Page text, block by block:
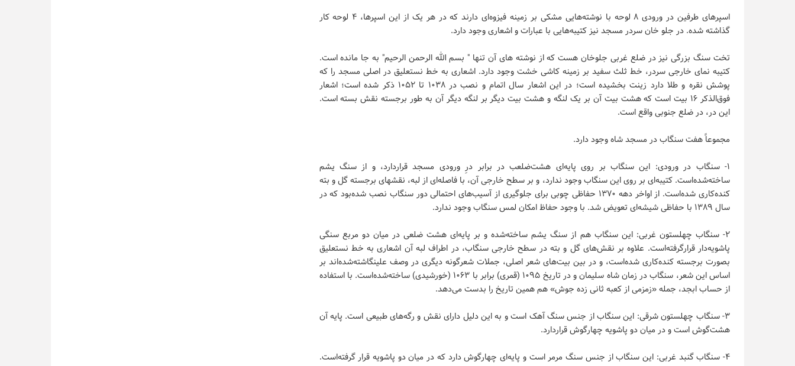
اسپرهای طرفین در ورودی ۸ لوحه با نوشته‌هایی مشکی بر زمینه فیزوه‌ای دارند که در هر یک از این اسپرها، ۴ لوحه کار
گذاشته شده. در جلو خان سردر مسجد نیز کتیبه‌هایی با عبارات و اشعاری وجود دارد.
تخت سنگ بزرگی نیز در ضلع غربی جلوخان هست که از نوشته ‏های آن تنها " بسم الله الرحمن الرحیم" به جا مانده است.
کتیبه نمای خارجی سردر، خط ثلث سفید بر زمینه کاشی خشت وجود دارد. اشعاری به خط نستعلیق در اصلی مسجد را که
پوشش نقره و طلا دارد زینت بخشیده است؛ در این اشعار سال اتمام و نصب در ۱۰۳۸ تا ۱۰۵۲ ذکر شده است؛ اشعار
فوق‌الذکر ۱۶ بیت است که هشت بیت آن بر یک لنگه و هشت بیت دیگر بر لنگه دیگر آن به طور برجسته نقش بسته است.
این در، در ضلع جنوبی واقع است.
مجموعاً هفت سنگاب در مسجد شاه وجود دارد.
۱- سنگاب در ورودی: این سنگاب بر روی پایه‌ای هشت‌ضلعب در برابر درِ ورودی مسجد قراردارد، و از سنگ یشم
ساخته‌شده‌است. کتیبه‌ای بر روی این سنگاب وجود ندارد، و بر سطح خارجی آن، با فاصله‌ای از لبه، نقشهای برجسته گل و بته
کنده‌کاری شده‌است. از اواخر دهه ۱۳۷۰ حفاظی چوبی برای جلوگیری از آسیب‌های احتمالی دور سنگاب نصب شده‌بود که در
سال ۱۳۸۹ با حفاظی شیشه‌ای تعویض شد. با وجود حفاظ امکان لمس سنگاب وجود ندارد.
۲- سنگاب چهلستون غربی: این سنگاب هم از سنگ یشم ساخته‌شده و بر پایه‌ای هشت ضلعی در میان دو مربع سنگی
پاشویه‌دار قرارگرفته‌است. علاوه بر نقش‌های گل و بته در سطح خارجی سنگاب، در اطراف لبه آن اشعاری به خط نستعلیق
بصورت برجسته کنده‌کاری شده‌است، و در بین بیت‌های شعر اصلی، جملات شعرگونه دیگری در وصف علینگاشته‌شده‌اند بر
اساس این شعر، سنگاب در زمان شاه سلیمان و در تاریخ ۱۰۹۵ (قمری) برابر با ۱۰۶۳ (خورشیدی) ساخته‌شده‌است. با استفاده
از حساب ابجد، جمله «زمزمی از کعبه ثانی زده جوش» هم همین تاریخ را بدست می‌دهد.
۳- سنگاب چهلستون شرقی: این سنگاب از جنس سنگ آهک است و به این دلیل دارای نقش و رگه‌های طبیعی است. پایه آن
هشت‌گوش است و در میان دو پاشویه چهارگوش قراردارد.
۴- سنگاب گنبد غربی: این سنگاب از جنس سنگ مرمر است و پایه‌ای چهارگوش دارد که در میان دو پاشویه قرار گرفته‌است.